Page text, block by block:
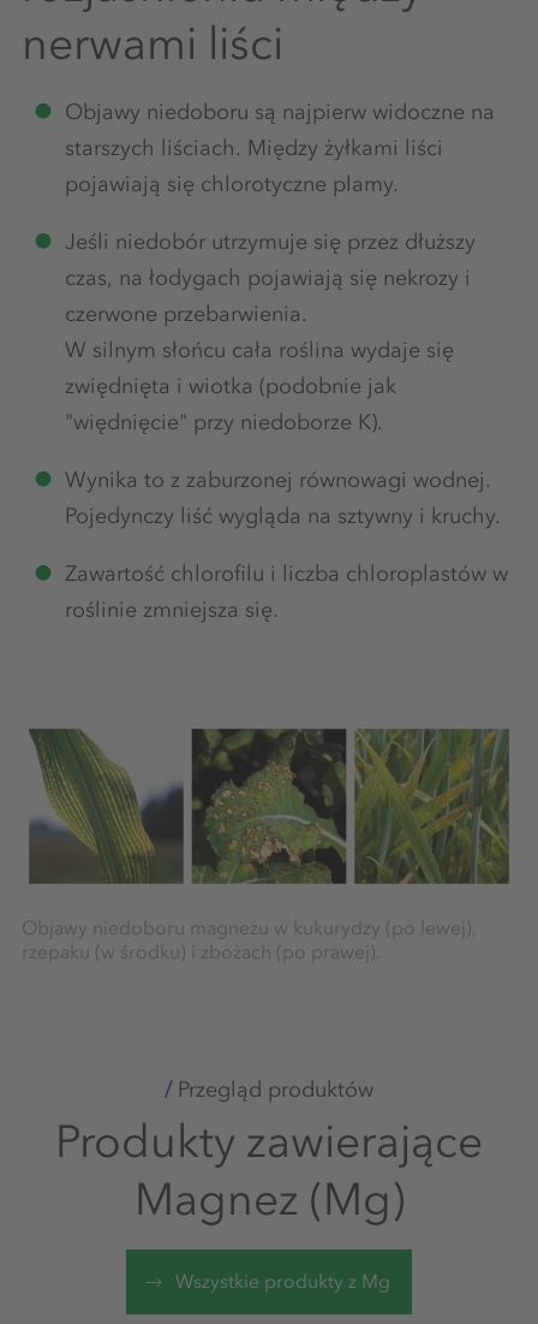
nerwami liści
Objawy niedoboru są najpierw widoczne na
starszych liściach. Między żyłkami liści
pojawiają się chlorotyczne plamy.
Jeśli niedobór utrzymuje się przez dłuższy
czas, na łodygach pojawiają się nekrozy i
czerwone przebarwienia.
W silnym słońcu cała roślina wydaje się
zwiędnięta i wiotka (podobnie jak
"więdnięcie" przy niedoborze K).
Wynika to z zaburzonej równowagi wodnej.
Pojedynczy liść wygląda na sztywny i kruchy.
Zawartość chlorofilu i liczba chloroplastów w
roślinie zmniejsza się.
Objawy niedoboru magnezu w kukurydzy (po lewej),
rzepaku (w środku) i zbożach (po prawej).
Przegląd produktów
Produkty zawierające
Magnez (Mg)
Wszystkie produkty z Mg